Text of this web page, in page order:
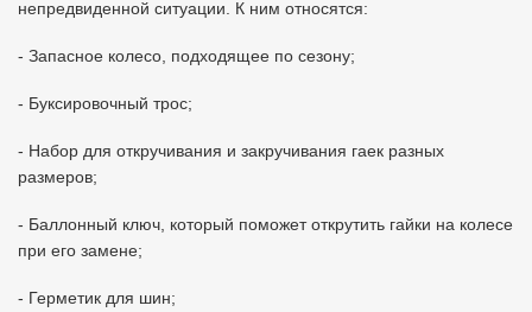
непредвиденной ситуации. К ним относятся:
- Запасное колесо, подходящее по сезону;
- Буксировочный трос;
- Набор для откручивания и закручивания гаек разных
размеров;
- Баллонный ключ, который поможет открутить гайки на колесе
при его замене;
- Герметик для шин;